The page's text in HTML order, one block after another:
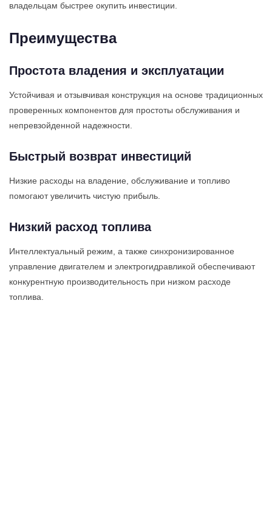
владельцам быстрее окупить инвестиции.
Преимущества
Простота владения и эксплуатации
Устойчивая и отзывчивая конструкция на основе традиционных
проверенных компонентов для простоты обслуживания и
непревзойденной надежности.
Быстрый возврат инвестиций
Низкие расходы на владение, обслуживание и топливо
помогают увеличить чистую прибыль.
Низкий расход топлива
Интеллектуальный режим, а также синхронизированное
управление двигателем и электрогидравликой обеспечивают
конкурентную производительность при низком расходе
топлива.